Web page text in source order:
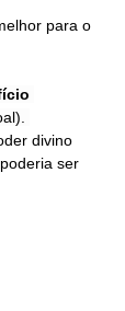
para o
divino
ser